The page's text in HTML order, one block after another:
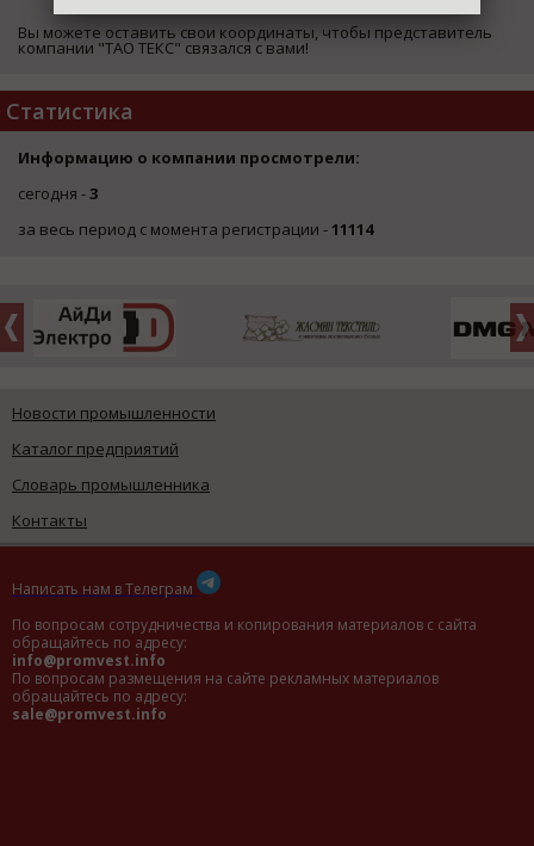
Вы можете оставить свои координаты, чтобы представитель
компании "ТАО ТЕКС" связался с вами!
Статистика
Информацию о компании просмотрели:
сегодня -3
за весь период с момента регистрации -11114
Новости промышленности
Каталог предприятий
Словарь промышленника
Контакты
Написать нам в Телеграм
По вопросам сотрудничества и копирования материалов с сайта
обращайтесь по адресу:
info@promvest.info
По вопросам размещения на сайте рекламных материалов
обращайтесь по адресу:
sale@promvest.info